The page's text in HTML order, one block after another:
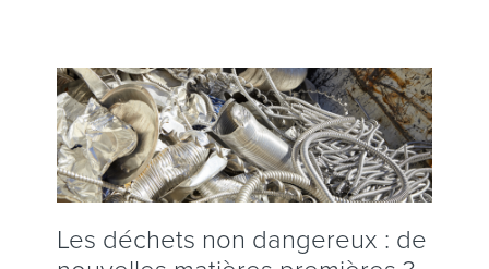
Les déchets non dangereux : de